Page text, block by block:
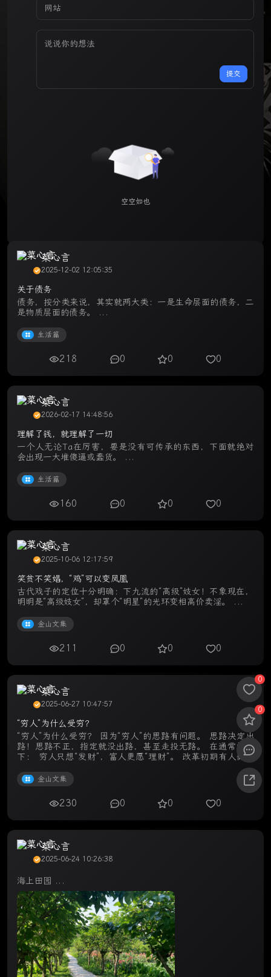
提交
空空如也
菜心言
2025-12-02 12:05:35
关于债务
债务，按分类来说，其实就两大类：一是生命层面的债务，二
是物质层面的债务。 ...
生活篇
218 0 0 0
菜心言
2026-02-17 14:48:56
理解了钱，就理解了一切
一个人无论Ta在厉害，要是没有可传承的东西，下面就绝对
会出现一大堆傻逼或蠢货。 ...
生活篇
160 0 0 0
菜心言
2025-10-06 12:17:59
笑贫不笑娼，“鸡”可以变凤凰
古代戏子的定位十分明确：下九流的“高级”妓女！不象现在，
明明是“高级妓女”，却罩个“明星”的光环变相高价卖淫。 ...
金山文集
211 0 0 0
菜心言
2025-06-27 10:47:57
“穷人”为什么受穷？
“穷人”为什么受穷？ 因为“穷人”的思路有问题。 思路决定出
路！思路不正，指定就没出路，甚至走投无路。 在通常情况
下： 穷人只想“发财”，富人更愿“理财”。 改革初期有人做过
一个实验，把一百块钱分别给两个“穷人”。一个“穷人”立马叫
几个朋友 ...
金山文集
230 0 0 0
菜心言
2025-06-24 10:26:38
海上田园 ...
0
0